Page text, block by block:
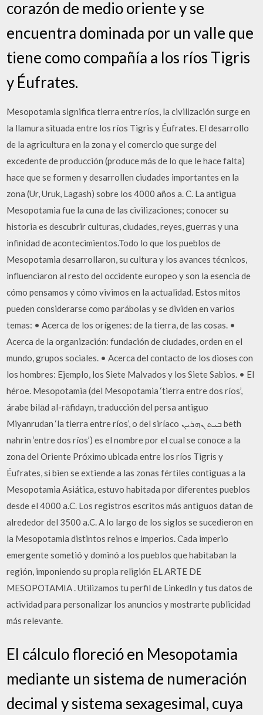
corazón de medio oriente y se
encuentra dominada por un valle que
tiene como compañía a los ríos Tigris
y Éufrates.
Mesopotamia significa tierra entre ríos, la civilización surge en
la llamura situada entre los ríos Tigris y Éufrates. El desarrollo
de la agricultura en la zona y el comercio que surge del
excedente de producción (produce más de lo que le hace falta)
hace que se formen y desarrollen ciudades importantes en la
zona (Ur, Uruk, Lagash) sobre los 4000 años a. C. La antigua
Mesopotamia fue la cuna de las civilizaciones; conocer su
historia es descubrir culturas, ciudades, reyes, guerras y una
infinidad de acontecimientos.Todo lo que los pueblos de
Mesopotamia desarrollaron, su cultura y los avances técnicos,
influenciaron al resto del occidente europeo y son la esencia de
cómo pensamos y cómo vivimos en la actualidad. Estos mitos
pueden considerarse como parábolas y se dividen en varios
temas: • Acerca de los orígenes: de la tierra, de las cosas. •
Acerca de la organización: fundación de ciudades, orden en el
mundo, grupos sociales. • Acerca del contacto de los dioses con
los hombres: Ejemplo, los Siete Malvados y los Siete Sabios. • El
héroe. Mesopotamia (del Mesopotamia ‘tierra entre dos ríos’,
árabe bilād al-rāfidayn, traducción del persa antiguo
Miyanrudan ‘la tierra entre ríos’, o del siríaco ܒܝܬ ܢܗܪܝܢ beth
nahrin ‘entre dos ríos’) es el nombre por el cual se conoce a la
zona del Oriente Próximo ubicada entre los ríos Tigris y
Éufrates, si bien se extiende a las zonas fértiles contiguas a la
Mesopotamia Asiática, estuvo habitada por diferentes pueblos
desde el 4000 a.C. Los registros escritos más antiguos datan de
alrededor del 3500 a.C. A lo largo de los siglos se sucedieron en
la Mesopotamia distintos reinos e imperios. Cada imperio
emergente sometió y dominó a los pueblos que habitaban la
región, imponiendo su propia religión EL ARTE DE
MESOPOTAMIA . Utilizamos tu perfil de LinkedIn y tus datos de
actividad para personalizar los anuncios y mostrarte publicidad
más relevante.
El cálculo floreció en Mesopotamia
mediante un sistema de numeración
decimal y sistema sexagesimal, cuya